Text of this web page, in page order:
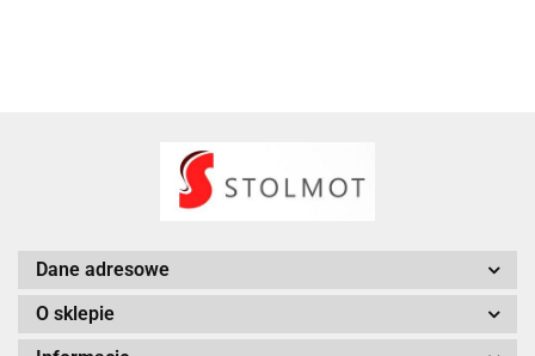
Dane adresowe
O sklepie